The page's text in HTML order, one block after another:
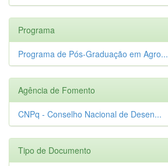
Programa
Programa de Pós-Graduação em Agro...
Agência de Fomento
CNPq - Conselho Nacional de Desen...
Tipo de Documento